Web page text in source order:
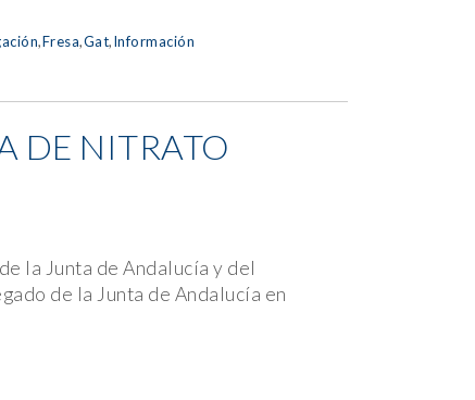
,Fresa,Gat,Información
DE NITRATO
la Junta de Andalucía y del
de la Junta de Andalucía en